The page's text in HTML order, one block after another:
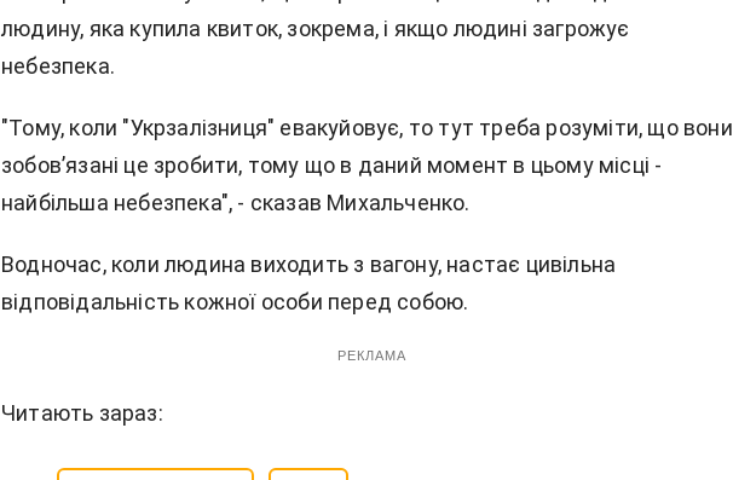
людину, яка купила квиток, зокрема, і якщо людині загрожує
небезпека.
"Тому, коли "Укрзалізниця" евакуйовує, то тут треба розуміти, що вони
зобов’язані це зробити, тому що в даний момент в цьому місці -
найбільша небезпека", - сказав Михальченко.
Водночас, коли людина виходить з вагону, настає цивільна
відповідальність кожної особи перед собою.
РЕКЛАМА
Читають зараз: